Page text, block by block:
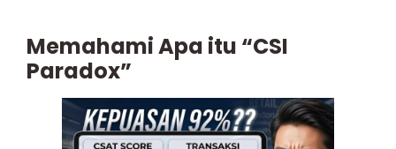
Memahami Apa itu “CSI
Paradox”